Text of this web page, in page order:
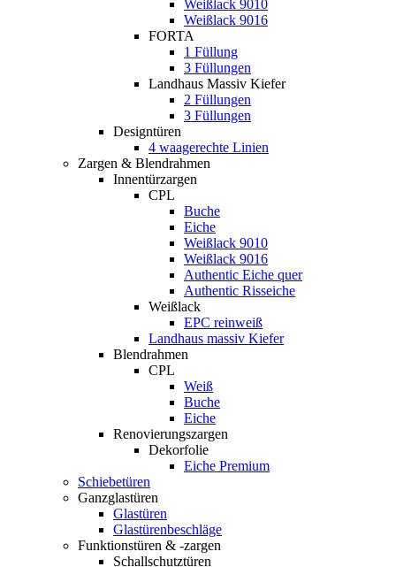
Weißlack 9010
Weißlack 9016
FORTA
1 Füllung
3 Füllungen
Landhaus Massiv Kiefer
2 Füllungen
3 Füllungen
Designtüren
4 waagerechte Linien
Zargen & Blendrahmen
Innentürzargen
CPL
Buche
Eiche
Weißlack 9010
Weißlack 9016
Authentic Eiche quer
Authentic Risseiche
Weißlack
EPC reinweiß
Landhaus massiv Kiefer
Blendrahmen
CPL
Weiß
Buche
Eiche
Renovierungszargen
Dekorfolie
Eiche Premium
Schiebetüren
Ganzglastüren
Glastüren
Glastürenbeschläge
Funktionstüren & -zargen
Schallschutztüren